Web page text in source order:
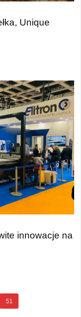
Unique
innowacje na
51